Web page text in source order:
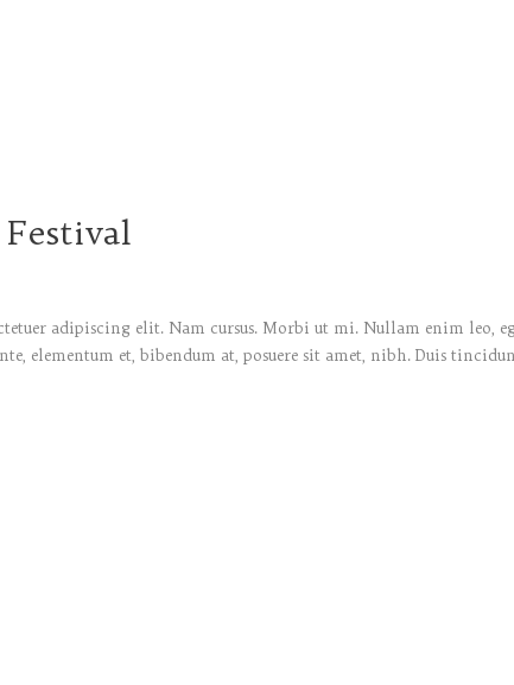
adipiscing elit. Nam cursus. Morbi ut mi. Nullam enim leo,
elementum et, bibendum at, posuere sit amet, nibh. Duis